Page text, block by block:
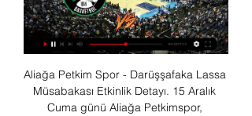
Aliağa Petkim Spor - Darüşşafaka Lassa
Müsabakası Etkinlik Detayı. 15 Aralık
Cuma günü Aliağa Petkimspor,